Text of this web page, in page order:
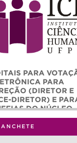
PARA
PARA
(DIRETOR E
DIRETOR) E
DO NÚCLEO
ADJUNTO) DO
DE